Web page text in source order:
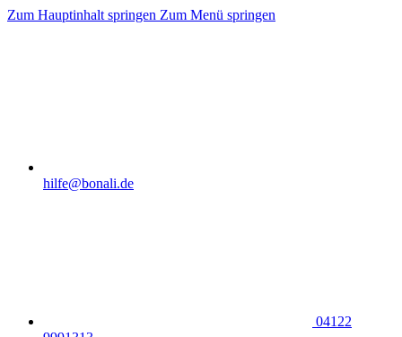
Zum Hauptinhalt springen Zum Menü springen
hilfe@bonali.de
04122